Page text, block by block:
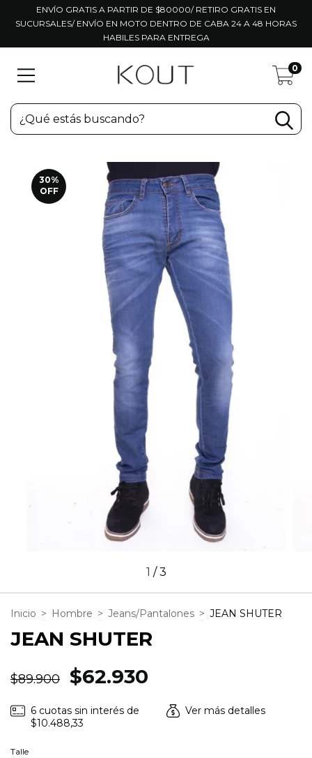
ENVÍO GRATIS A PARTIR DE $80000/ RETIRO GRATIS EN
SUCURSALES/ ENVÍO EN MOTO DENTRO DE CABA 24 A 48 HORAS
HABILES PARA ENTREGA
0
30%
OFF
1 /3
Inicio > Hombre > Jeans/Pantalones > JEAN SHUTER
JEAN SHUTER
$89.900 $62.930
6cuotas sin interés de
$10.488,33
Ver más detalles
Talle